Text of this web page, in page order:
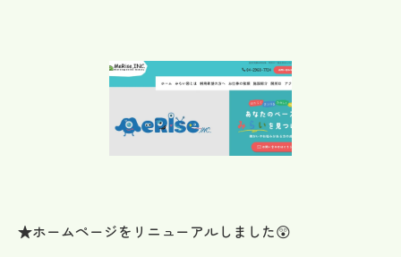
★ホームページをリニューアルしました😲